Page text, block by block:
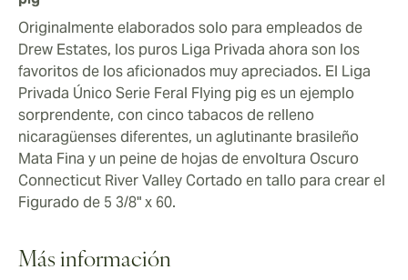
Originalmente elaborados solo para empleados de
Drew Estates, los puros Liga Privada ahora son los
favoritos de los aficionados muy apreciados. El Liga
Privada Único Serie Feral Flying pig es un ejemplo
sorprendente, con cinco tabacos de relleno
nicaragüenses diferentes, un aglutinante brasileño
Mata Fina y un peine de hojas de envoltura Oscuro
Connecticut River Valley Cortado en tallo para crear el
Figurado de 5 3/8" x 60.
Más información